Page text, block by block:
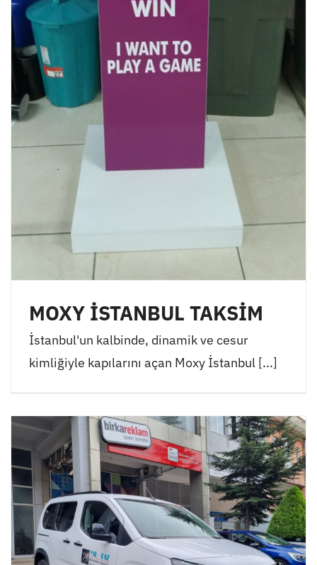
MOXY İSTANBUL TAKSİM
İstanbul'un kalbinde, dinamik ve cesur
kimliğiyle kapılarını açan Moxy İstanbul [...]